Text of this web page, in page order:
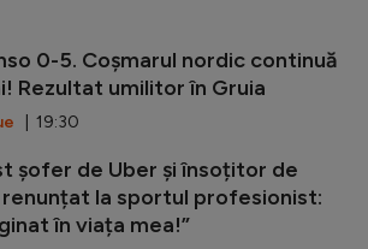
0-5. Coșmarul nordic continuă
Rezultat umilitor în Gruia
| 19:30
șofer de Uber și însoțitor de
renunțat la sportul profesionist:
în viața mea!”